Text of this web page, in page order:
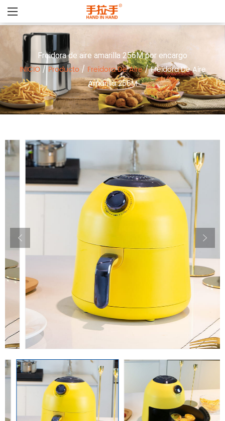
Freidora de aire amarilla 256M por encargo
INICIO/ Producto/ Freidora De Aire/Freidora De Aire
Amarilla 256M